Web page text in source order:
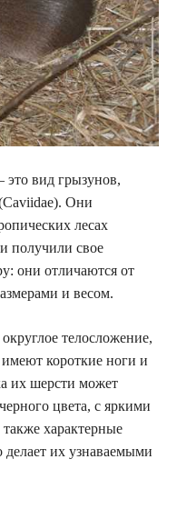
это вид грызунов,
Они
лесах
получили свое
они отличаются от
и весом.
телосложение,
короткие ноги и
их шерсти может
цвета, с яркими
характерные
их узнаваемыми